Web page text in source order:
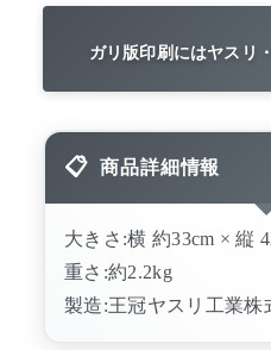
ガリ版印刷にはヤスリ
商品詳細情報
大きさ:横 約33cm ×
重さ:約2.2kg
製造:王冠ヤスリ工業株